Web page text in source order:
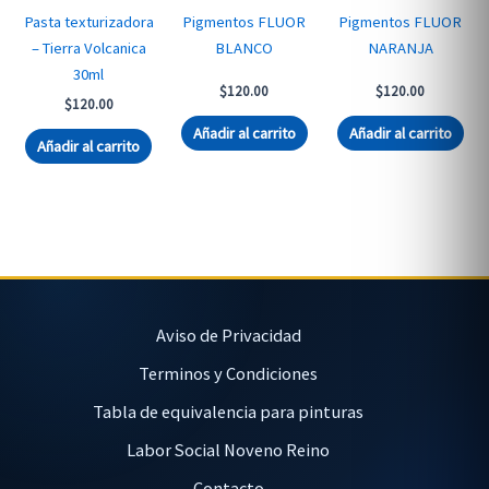
Pasta texturizadora
– Tierra Volcanica
30ml
$120.00
Añadir al carrito
Pigmentos FLUOR
BLANCO
$120.00
Añadir al carrito
Pigmentos FLUOR
NARANJA
$120.00
Añadir al carrito
Aviso de Privacidad
Terminos y Condiciones
Tabla de equivalencia para pinturas
Labor Social Noveno Reino